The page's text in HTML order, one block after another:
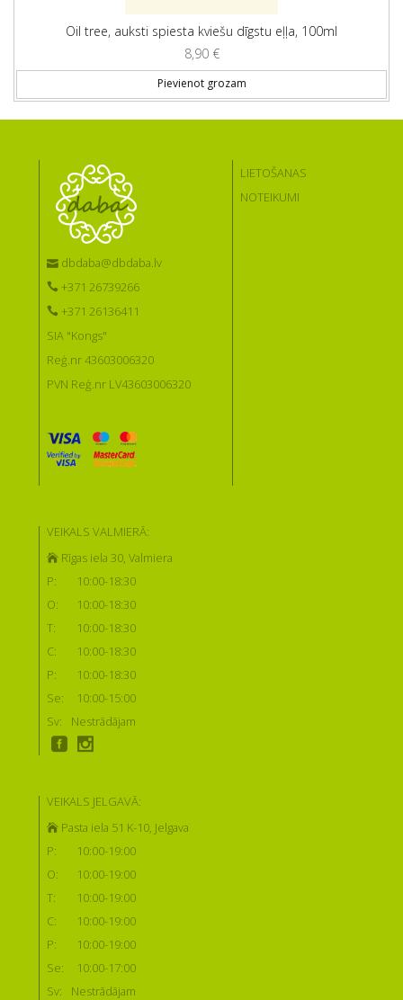
Oil tree, auksti spiesta kviešu dīgstu eļļa, 100ml
8,90 €
Pievienot grozam
dbdaba@dbdaba.lv
+371 26739266
+371 26136411
SIA "Kongs"
Reģ.nr 43603006320
PVN Reģ.nr LV43603006320
LIETOŠANAS
NOTEIKUMI
VEIKALS VALMIERĀ:
Rīgas iela 30, Valmiera
P:
10:00-18:30
O:
10:00-18:30
T:
10:00-18:30
C:
10:00-18:30
P:
10:00-18:30
Se:
10:00-15:00
Sv:
Nestrādājam
VEIKALS JELGAVĀ:
Pasta iela 51 K-10, Jelgava
P:
10:00-19:00
O:
10:00-19:00
T:
10:00-19:00
C:
10:00-19:00
P:
10:00-19:00
Se:
10:00-17:00
Sv:
Nestrādājam